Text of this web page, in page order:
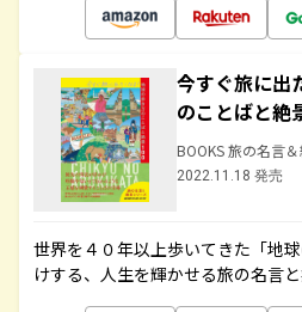
今すぐ旅に出
のことばと絶
BOOKS 旅の名言
2022.11.18 発売
世界を４０年以上歩いてきた「地
けする、人生を輝かせる旅の名言